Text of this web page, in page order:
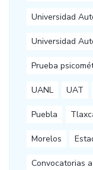
Universidad
Universidad
Prueba
UANL UAT
Puebla
Morelos
Convocatorias